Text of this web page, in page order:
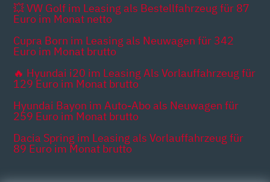
💥 VW Golf im Leasing als Bestellfahrzeug für 87
Euro im Monat netto
Cupra Born im Leasing als Neuwagen für 342
Euro im Monat brutto
🔥 Hyundai i20 im Leasing Als Vorlauffahrzeug für
129 Euro im Monat brutto
Hyundai Bayon im Auto-Abo als Neuwagen für
259 Euro im Monat brutto
Dacia Spring im Leasing als Vorlauffahrzeug für
89 Euro im Monat brutto